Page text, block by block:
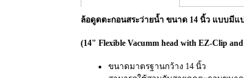
ล้อดูดตะกอนสระว่ายน้ำ ขนาด 14 นิ้ว แบบมีแ
(14" Flexible Vacumm head with EZ-Clip
ขนาดมาตรฐานกว้าง 14 นิ้ว